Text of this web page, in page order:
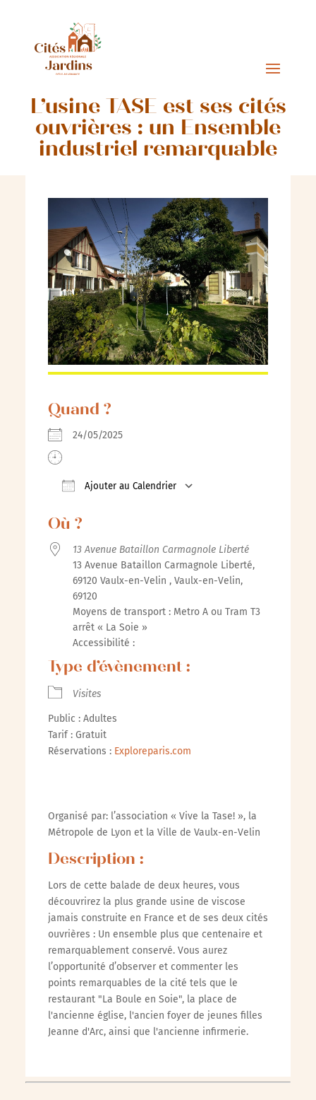
L’usine TASE est ses cités
ouvrières : un Ensemble
industriel remarquable
Quand ?
24/05/2025
Ajouter au Calendrier
Où ?
13 Avenue Bataillon Carmagnole Liberté
13 Avenue Bataillon Carmagnole Liberté,
69120 Vaulx-en-Velin , Vaulx-en-Velin,
69120
Moyens de transport : Metro A ou Tram T3
arrêt « La Soie »
Accessibilité :
Type d’évènement :
Visites
Public : Adultes
Tarif : Gratuit
Réservations : Exploreparis.com
Organisé par: l’association « Vive la Tase! », la
Métropole de Lyon et la Ville de Vaulx-en-Velin
Description :
Lors de cette balade de deux heures, vous
découvrirez la plus grande usine de viscose
jamais construite en France et de ses deux cités
ouvrières : Un ensemble plus que centenaire et
remarquablement conservé. Vous aurez
l’opportunité d’observer et commenter les
points remarquables de la cité tels que le
restaurant "La Boule en Soie", la place de
l'ancienne église, l'ancien foyer de jeunes filles
Jeanne d'Arc, ainsi que l'ancienne infirmerie.